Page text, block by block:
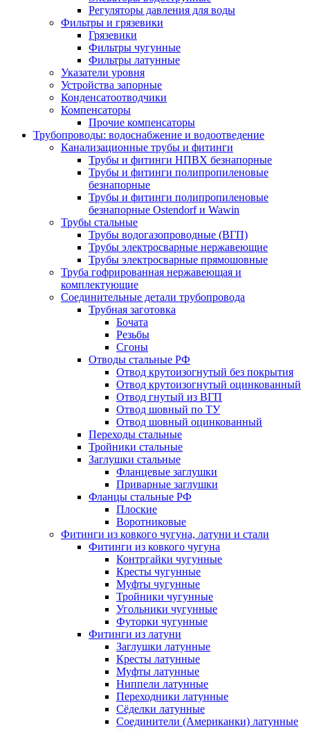
Регуляторы давления для воды
Фильтры и грязевики
Грязевики
Фильтры чугунные
Фильтры латунные
Указатели уровня
Устройства запорные
Конденсатоотводчики
Компенсаторы
Прочие компенсаторы
Трубопроводы: водоснабжение и водоотведение
Канализационные трубы и фитинги
Трубы и фитинги НПВХ безнапорные
Трубы и фитинги полипропиленовые
безнапорные
Трубы и фитинги полипропиленовые
безнапорные Ostendorf и Wawin
Трубы стальные
Трубы водогазопроводные (ВГП)
Трубы электросварные нержавеющие
Трубы электросварные прямошовные
Труба гофрированная нержавеющая и
комплектующие
Соединительные детали трубопровода
Трубная заготовка
Бочата
Резьбы
Сгоны
Отводы стальные РФ
Отвод крутоизогнутый без покрытия
Отвод крутоизогнутый оцинкованный
Отвод гнутый из ВГП
Отвод шовный по ТУ
Отвод шовный оцинкованный
Переходы стальные
Тройники стальные
Заглушки стальные
Фланцевые заглушки
Приварные заглушки
Фланцы стальные РФ
Плоские
Воротниковые
Фитинги из ковкого чугуна, латуни и стали
Фитинги из ковкого чугуна
Контргайки чугунные
Кресты чугунные
Муфты чугунные
Тройники чугунные
Угольники чугунные
Футорки чугунные
Фитинги из латуни
Заглушки латунные
Кресты латунные
Муфты латунные
Ниппели латунные
Переходники латунные
Сёделки латунные
Соединители (Американки) латунные